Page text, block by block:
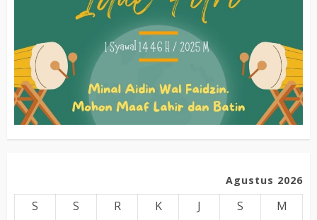
Agustus 2026
S S R K J S M